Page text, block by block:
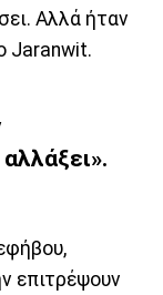
Αλλά ήταν
Jaranwit.
επιτρέψουν